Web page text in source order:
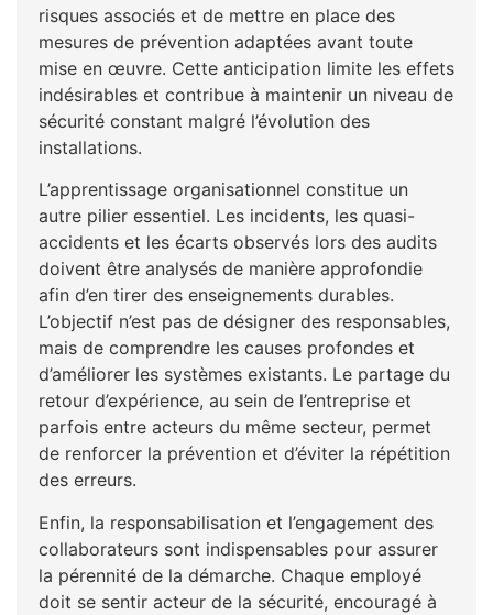
risques associés et de mettre en place des
mesures de prévention adaptées avant toute
mise en œuvre. Cette anticipation limite les effets
indésirables et contribue à maintenir un niveau de
sécurité constant malgré l’évolution des
installations.
L’apprentissage organisationnel constitue un
autre pilier essentiel. Les incidents, les quasi-
accidents et les écarts observés lors des audits
doivent être analysés de manière approfondie
afin d’en tirer des enseignements durables.
L’objectif n’est pas de désigner des responsables,
mais de comprendre les causes profondes et
d’améliorer les systèmes existants. Le partage du
retour d’expérience, au sein de l’entreprise et
parfois entre acteurs du même secteur, permet
de renforcer la prévention et d’éviter la répétition
des erreurs.
Enfin, la responsabilisation et l’engagement des
collaborateurs sont indispensables pour assurer
la pérennité de la démarche. Chaque employé
doit se sentir acteur de la sécurité, encouragé à